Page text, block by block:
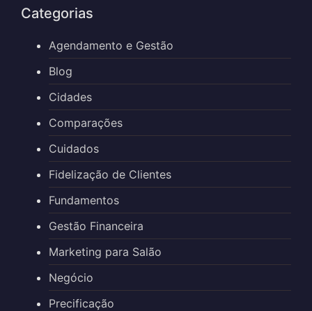
Categorias
Agendamento e Gestão
Blog
Cidades
Comparações
Cuidados
Fidelização de Clientes
Fundamentos
Gestão Financeira
Marketing para Salão
Negócio
Precificação